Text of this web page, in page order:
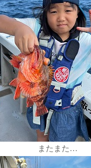
またまた…